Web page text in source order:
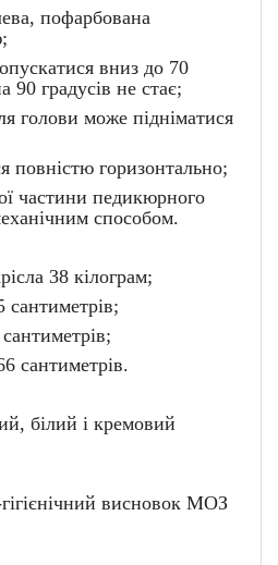
пофарбована
вниз до 70
90 градусів не стає;
голови може підніматися
повністю горизонтально;
частини педикюрного
способом.
38 кілограм;
сантиметрів;
сантиметрів.
білий і кремовий
висновок МОЗ